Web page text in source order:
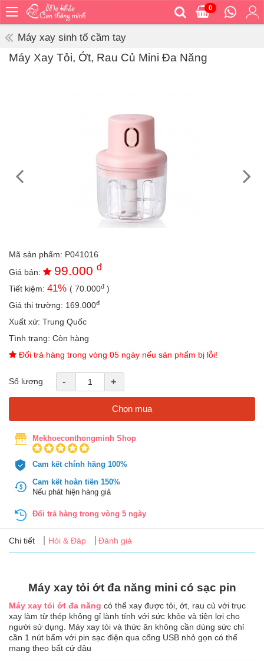
0
Bé
ăn
khỏe
an
Bé
Bé
mà
Dành
cho
cho
Đồ
dùng
trong
tức
Máy xay sinh tố cầm tay
Máy Xay Tỏi, Ớt, Rau Củ Mini Đa Năng
Mã sản phẩm: P041016
Giá bán:
99.000 đ
Tiết kiệm: 41% ( 70.000đ )
Giá thị trường: 169.000đ
Xuất xứ: Trung Quốc
Tình trạng: Còn hàng
Đổi trả hàng trong vòng 05 ngày nếu sản phẩm bị lỗi!
Số lượng - +
Chọn mua
Mekhoeconthongminh Shop
Cam kết chính hãng 100%
Cam kết hoàn tiền 150%
Nếu phát hiện hàng giả
Đổi trả hàng trong vòng 5 ngày
Chi tiết Hỏi & Đáp Đánh giá
Máy xay tỏi ớt đa năng mini có sạc pin
Máy xay tỏi ớt đa năng có thể xay được tỏi, ớt, rau củ với trục
xay làm từ thép không gỉ lành tính với sức khỏe và tiện lợi cho
người sử dụng. Máy xay tỏi và thức ăn không cần dùng sức chỉ
cần 1 nút bấm với pin sạc điện qua cổng USB nhỏ gọn có thể
mang theo bất cứ đâu